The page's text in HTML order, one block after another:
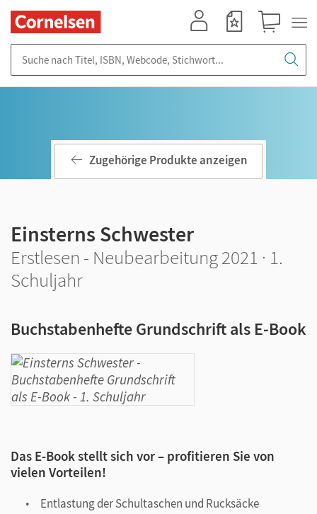
Zugehörige Produkte anzeigen
Einsterns Schwester
Erstlesen - Neubearbeitung 2021 · 1.
Schuljahr
Buchstabenhefte Grundschrift als E-Book
Das E-Book stellt sich vor – profitieren Sie von
vielen Vorteilen!
Entlastung der Schultaschen und Rucksäcke